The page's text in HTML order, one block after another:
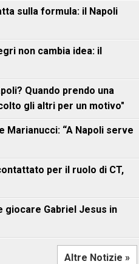
sulla formula: il Napoli
non cambia idea: il
Quando prendo una
gli altri per un motivo"
Marianucci: “A Napoli serve
per il ruolo di CT,
giocare Gabriel Jesus in
Altre Notizie »